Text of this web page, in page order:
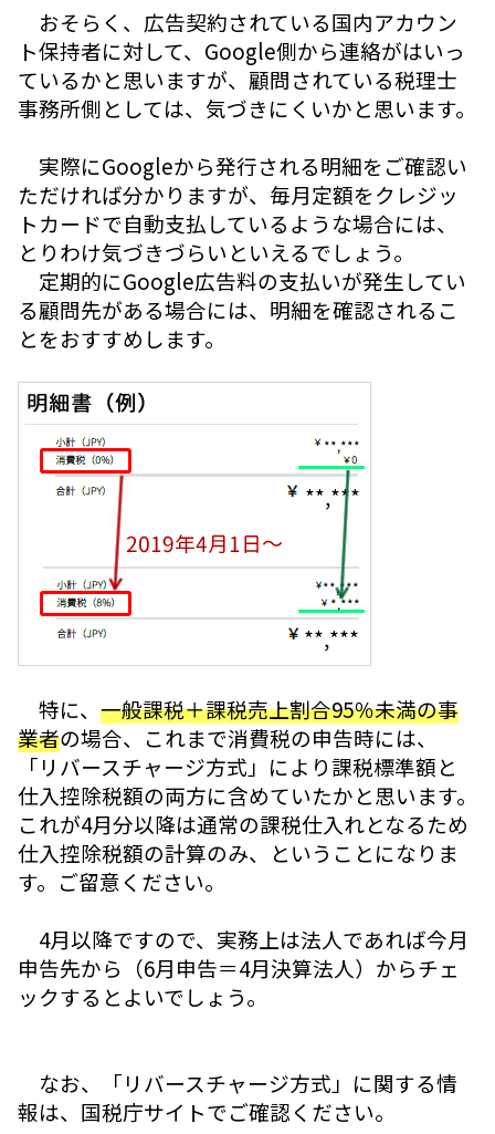
おそらく、広告契約されている国内アカウン
ト保持者に対して、Google側から連絡がはいっ
ているかと思いますが、顧問されている税理士
事務所側としては、気づきにくいかと思います。
実際にGoogleから発行される明細をご確認い
ただければ分かりますが、毎月定額をクレジッ
トカードで自動支払しているような場合には、
とりわけ気づきづらいといえるでしょう。
定期的にGoogle広告料の支払いが発生してい
る顧問先がある場合には、明細を確認されるこ
とをおすすめします。
特に、 一般課税＋課税売上割合95％未満の事
業者の場合、これまで消費税の申告時には、
「リバースチャージ方式」により課税標準額と
仕入控除税額の両方に含めていたかと思います。
これが4月分以降は通常の課税仕入れとなるため
仕入控除税額の計算のみ、ということになりま
す。ご留意ください。
4月以降ですので、実務上は法人であれば今月
申告先から（6月申告＝4月決算法人）からチェ
ックするとよいでしょう。
なお、「リバースチャージ方式」に関する情
報は、国税庁サイトでご確認ください。